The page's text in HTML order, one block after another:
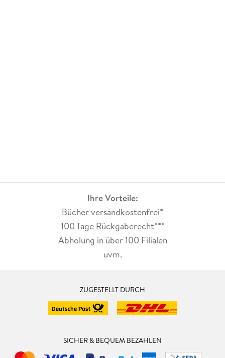
Ihre Vorteile:
Bücher versandkostenfrei*
100 Tage Rückgaberecht***
Abholung in über 100 Filialen
uvm.
ZUGESTELLT DURCH
SICHER & BEQUEM BEZAHLEN